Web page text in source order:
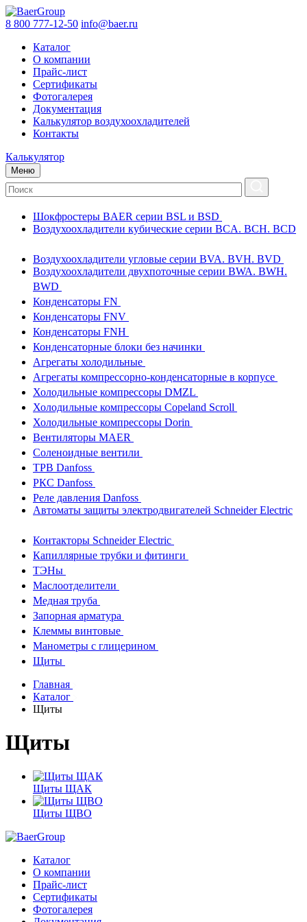
8 800 777-12-50 info@baer.ru
Каталог
О компании
Прайс-лист
Сертификаты
Фотогалерея
Документация
Калькулятор воздухоохладителей
Контакты
Калькулятор
Меню
Шокфростеры BAER серии BSL и BSD
Воздухоохладители кубические серии BCA. BCH. BCD
Воздухоохладители угловые серии BVA. BVH. BVD
Воздухоохладители двухпоточные серии BWA. BWH.
BWD
Конденсаторы FN
Конденсаторы FNV
Конденсаторы FNH
Конденсаторные блоки без начинки
Агрегаты холодильные
Агрегаты компрессорно-конденсаторные в корпусе
Холодильные компрессоры DMZL
Холодильные компрессоры Copeland Scroll
Холодильные компрессоры Dorin
Вентиляторы MAER
Соленоидные вентили
ТРВ Danfoss
РКС Danfoss
Реле давления Danfoss
Автоматы защиты электродвигателей Schneider Electric
Контакторы Schneider Electric
Капиллярные трубки и фитинги
ТЭНы
Маслоотделители
Медная труба
Запорная арматура
Клеммы винтовые
Манометры с глицерином
Щиты
Главная
Каталог
Щиты
Щиты
Щиты ЩАК
Щиты ЩВО
Каталог
О компании
Прайс-лист
Сертификаты
Фотогалерея